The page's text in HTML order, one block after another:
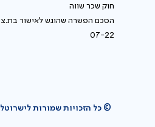
חוק שכר שווה
07-22
© כל הזכויות שמורות לישרוטל